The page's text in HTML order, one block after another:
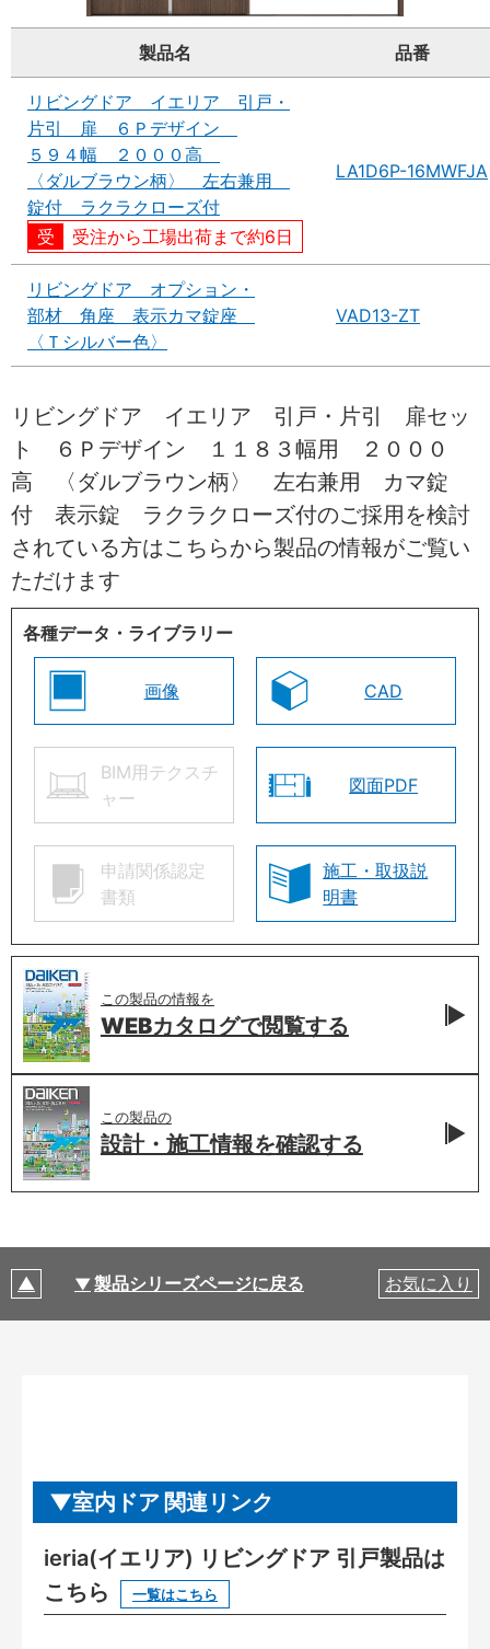
製品名 品番
リビングドア イエリア 引戸・
片引 扉 ６Ｐデザイン
５９４幅 ２０００高
〈ダルブラウン柄〉 左右兼用
錠付 ラクラクローズ付
受注から工場出荷まで約6日
LA1D6P-16MWFJA
リビングドア オプション・
部材 角座 表示カマ錠座
〈Ｔシルバー色〉
VAD13-ZT
リビングドア イエリア 引戸・片引 扉セッ
ト ６Ｐデザイン １１８３幅用 ２０００
高 〈ダルブラウン柄〉 左右兼用 カマ錠
付 表示錠 ラクラクローズ付のご採用を検討
されている方はこちらから製品の情報がご覧い
ただけます
各種データ・ライブラリー
画像 CAD
BIM用テクスチ
ャー
図面PDF
申請関係認定
書類
施工・取扱説
明書
この製品の情報を
WEBカタログで閲覧する
この製品の
設計・施工情報を確認する
製品シリーズページに戻る お気に入り
室内ドア 関連リンク
ieria(イエリア) リビングドア 引戸製品は
こちら
一覧はこちら